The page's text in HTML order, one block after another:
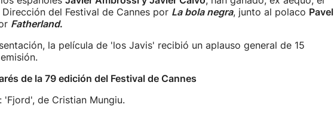
del Festival de Cannes por La bola negra, junto al polaco Pavel
Fatherland.
la película de 'los Javis' recibió un aplauso general de 15
de la 79 edición del Festival de Cannes
'Fjord', de Cristian Mungiu.